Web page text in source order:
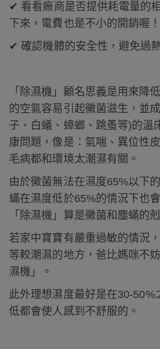
✔ 看看廠商是否提供耗電量的
下來，電費也是不小的開銷喔！
✔ 確認機體的安全性，避免過
「除濕機」顧名思義是用來降
的空氣容易引起黴菌滋生，並
子、白蟻、蟑螂、跳蚤等)的溫
康問題，像是：氣喘、異位性
毛病都和環境太潮濕有關。
由於黴菌無法在濕度65%以下
蟎在濕度低於65%的情況下也
「除濕機」算是黴菌和塵蟎的
若家中寶寶有嚴重過敏的情況
等較潮濕的地方，爸比媽咪不
濕機」。
此外理想濕度最好是在30-50%
低都會使人感到不舒服的。